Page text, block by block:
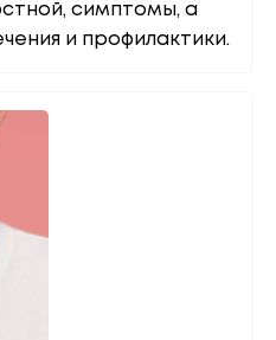
симптомы, а
и профилактики.